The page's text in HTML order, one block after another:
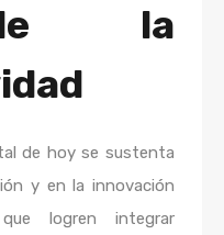
la
de hoy se sustenta
y en la innovación
logren integrar